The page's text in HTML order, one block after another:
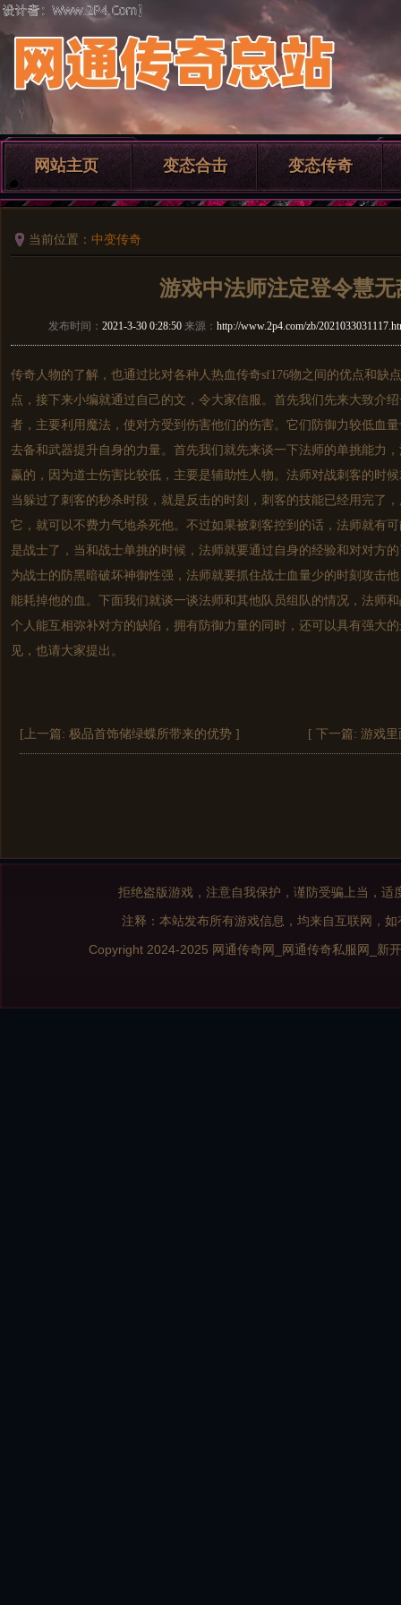
网站主页 变态合击 变态传奇
当前位置： 中变传奇
游戏中法师注定登令慧无
发布时间： 2021-3-30 0:28:50 来源： http://www.2p4.com/zb/
传奇人物的了解，也通过比对各种人热血传奇sf176物之间的优点和缺
点，接下来小编就通过自己的文，令大家信服。首先我们先来大致介
者，主要利用魔法，使对方受到伤害他们的伤害。它们防御力较低血
去备和武器提升自身的力量。首先我们就先来谈一下法师的单挑能力
赢的，因为道士伤害比较低，主要是辅助性人物。法师对战刺客的时
当躲过了刺客的秒杀时段，就是反击的时刻，刺客的技能已经用完了
它，就可以不费力气地杀死他。不过如果被刺客控到的话，法师就有
是战士了，当和战士单挑的时候，法师就要通过自身的经验和对对方
为战士的防黑暗破坏神御性强，法师就要抓住战士血量少的时刻攻击
能耗掉他的血。下面我们就谈一谈法师和其他队员组队的情况，法师
个人能互相弥补对方的缺陷，拥有防御力量的同时，还可以具有强大
见，也请大家提出。
[上一篇: 极品首饰储绿蝶所带来的优势 ] [ 下一篇: 游戏
拒绝盗版游戏，注意自我保护，谨防受骗上当，
注释：本站发布所有游戏信息，均来自互联网，
Copyright 2024-2025 网通传奇网_网通传奇私服网_新